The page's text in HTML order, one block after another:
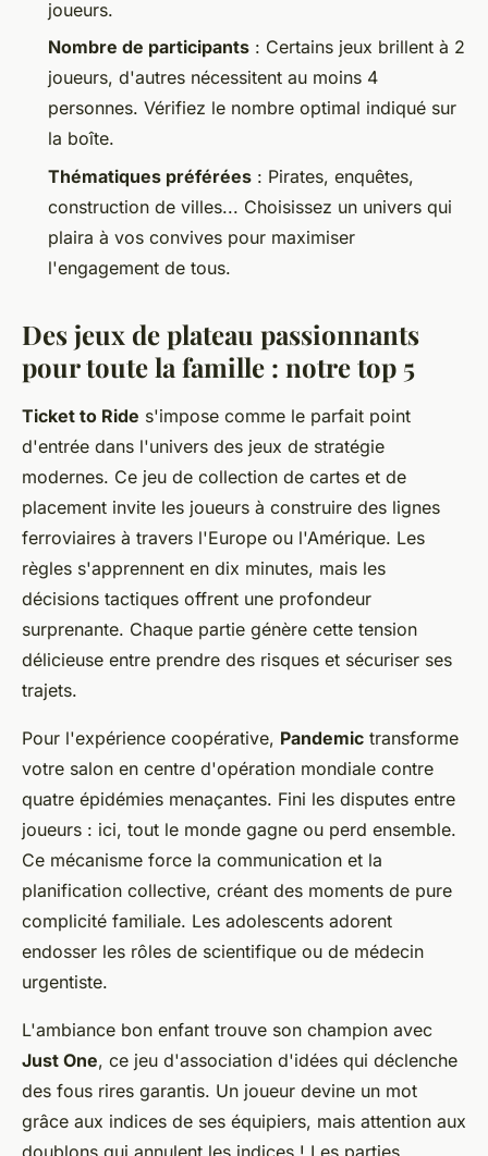
joueurs.
Nombre de participants : Certains jeux brillent à 2
joueurs, d'autres nécessitent au moins 4
personnes. Vérifiez le nombre optimal indiqué sur
la boîte.
Thématiques préférées : Pirates, enquêtes,
construction de villes... Choisissez un univers qui
plaira à vos convives pour maximiser
l'engagement de tous.
Des jeux de plateau passionnants
pour toute la famille : notre top 5
Ticket to Ride s'impose comme le parfait point
d'entrée dans l'univers des jeux de stratégie
modernes. Ce jeu de collection de cartes et de
placement invite les joueurs à construire des lignes
ferroviaires à travers l'Europe ou l'Amérique. Les
règles s'apprennent en dix minutes, mais les
décisions tactiques offrent une profondeur
surprenante. Chaque partie génère cette tension
délicieuse entre prendre des risques et sécuriser ses
trajets.
Pour l'expérience coopérative, Pandemic transforme
votre salon en centre d'opération mondiale contre
quatre épidémies menaçantes. Fini les disputes entre
joueurs : ici, tout le monde gagne ou perd ensemble.
Ce mécanisme force la communication et la
planification collective, créant des moments de pure
complicité familiale. Les adolescents adorent
endosser les rôles de scientifique ou de médecin
urgentiste.
L'ambiance bon enfant trouve son champion avec
Just One, ce jeu d'association d'idées qui déclenche
des fous rires garantis. Un joueur devine un mot
grâce aux indices de ses équipiers, mais attention aux
doublons qui annulent les indices ! Les parties